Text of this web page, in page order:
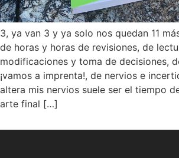
3, ya van 3 y ya solo nos quedan 11
de horas y horas de revisiones, de
modificaciones y toma de decisiones,
¡vamos a imprenta!, de nervios e
altera mis nervios suele ser el tiempo
arte final […]